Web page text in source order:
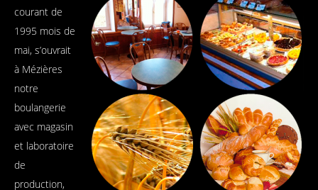
courant de
1995 mois de
mai, s’ouvrait
à Mézières
notre
boulangerie
avec magasin
et laboratoire
de
production,